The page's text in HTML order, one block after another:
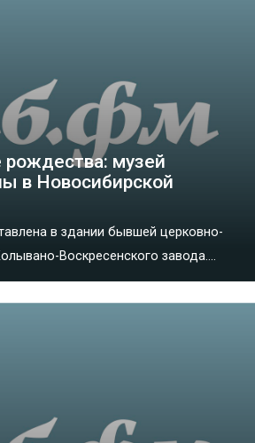
музей
в Новосибирской
в здании бывшей церковно-
Воскресенского завода....